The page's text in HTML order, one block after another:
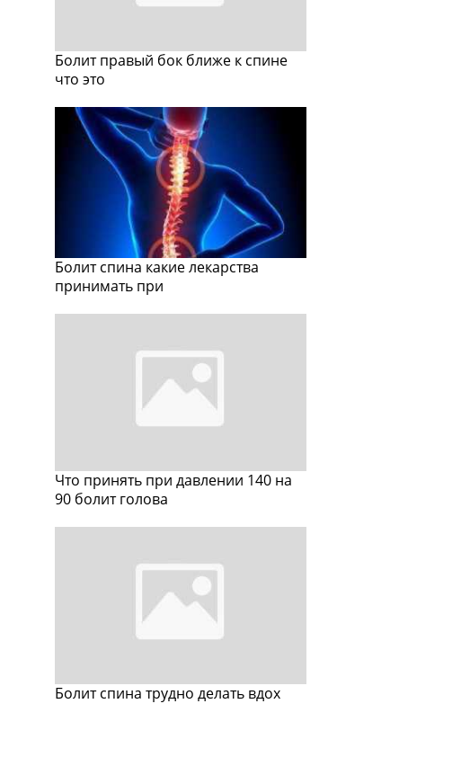
Болит правый бок ближе к спине
что это
Болит спина какие лекарства
принимать при
Что принять при давлении 140 на
90 болит голова
Болит спина трудно делать вдох